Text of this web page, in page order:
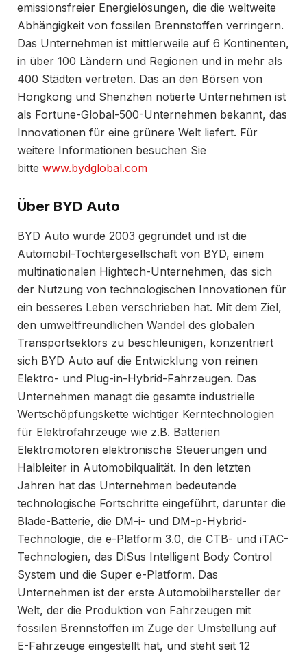
emissionsfreier Energielösungen, die die weltweite
Abhängigkeit von fossilen Brennstoffen verringern.
Das Unternehmen ist mittlerweile auf 6 Kontinenten,
in über 100 Ländern und Regionen und in mehr als
400 Städten vertreten. Das an den Börsen von
Hongkong und Shenzhen notierte Unternehmen ist
als Fortune-Global-500-Unternehmen bekannt, das
Innovationen für eine grünere Welt liefert. Für
weitere Informationen besuchen Sie
bitte www.bydglobal.com
Über BYD Auto
BYD Auto wurde 2003 gegründet und ist die
Automobil-Tochtergesellschaft von BYD, einem
multinationalen Hightech-Unternehmen, das sich
der Nutzung von technologischen Innovationen für
ein besseres Leben verschrieben hat. Mit dem Ziel,
den umweltfreundlichen Wandel des globalen
Transportsektors zu beschleunigen, konzentriert
sich BYD Auto auf die Entwicklung von reinen
Elektro- und Plug-in-Hybrid-Fahrzeugen. Das
Unternehmen managt die gesamte industrielle
Wertschöpfungskette wichtiger Kerntechnologien
für Elektrofahrzeuge wie z.B. Batterien
Elektromotoren elektronische Steuerungen und
Halbleiter in Automobilqualität. In den letzten
Jahren hat das Unternehmen bedeutende
technologische Fortschritte eingeführt, darunter die
Blade-Batterie, die DM-i- und DM-p-Hybrid-
Technologie, die e-Platform 3.0, die CTB- und iTAC-
Technologien, das DiSus Intelligent Body Control
System und die Super e-Platform. Das
Unternehmen ist der erste Automobilhersteller der
Welt, der die Produktion von Fahrzeugen mit
fossilen Brennstoffen im Zuge der Umstellung auf
E-Fahrzeuge eingestellt hat, und steht seit 12